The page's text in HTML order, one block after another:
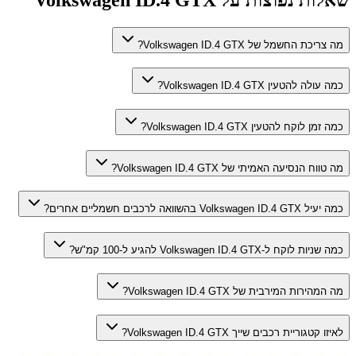
מה צריכת החשמל של Volkswagen ID.4 GTX?
כמה עולה להטעין Volkswagen ID.4 GTX?
כמה זמן לוקח להטעין Volkswagen ID.4 GTX?
מה טווח הנסיעה האמיתי של Volkswagen ID.4 GTX?
כמה יעיל Volkswagen ID.4 GTX בהשוואה לרכבים חשמליים אחרים?
כמה שניות לוקח ל-Volkswagen ID.4 GTX להגיע ל-100 קמ"ש?
מה המהירות המירבית של Volkswagen ID.4 GTX?
לאיזו קטגוריית רכבים שייך Volkswagen ID.4 GTX?